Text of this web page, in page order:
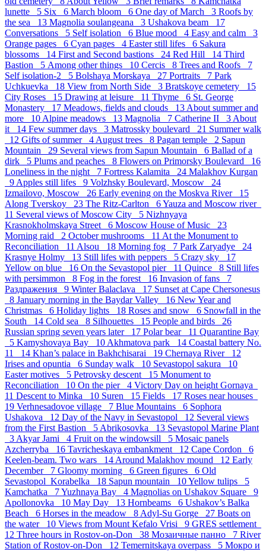
lunette 5 Six 6 March bloom 6 One day of March 3 Roofs by
the sea 13 Magnolia soulangeana 3 Ushakova beam 17
Conversations 5 Self isolation 6 Blue mood 4 Easy and calm 3
Orange pages 6 Cyan pages 4 Easter still lifes 6 Sakura
blossoms 14 First and Second bastions 24 Red Hill 14 Third
Bastion 5 Аmong other things 10 Cercis 8 Trees and Roofs 7
Self isolation-2 5 Bolshaya Morskaya 27 Portraits 7 Park
Uchkuevka 18 View from North Side 3 Bratskoye cemetery 15
City Roses 15 Drawing at leisure 11 Thyme 6 St. George
Monastery 17 Meadows, fields and clouds 13 About summer and
more 10 Alpine meadows 13 Magnolia 7 Catherine II 3 About
it 14 Few summer days 3 Matrossky boulevard 21 Summer walk
12 Gifts of summer 4 August trees 8 Pagan temple 2 Sapun
Mountain 29 Several views from Sapun Mountain 6 Ballad of a
dirk 5 Plums and peaches 8 Flowers on Primorsky Boulevard 16
Loneliness in the night 7 Fortress Kalamita 24 Malakhov Kurgan
9 Apples still lifes 9 Volzhsky Boulevard, Moscow 24
Izmailovo, Moscow 26 Early evening on the Moskva River 15
Along Tverskoy 23 The Ritz-Carlton 6Yauza and Moscow river
11 Several views of Moscow City 5 Nizhnyaya
Krasnokholmskaya Street 6 Moscow House of Music 23
Morning raid 2 October mushrooms 11 At the Monument to
Reconciliation 11 Alsou 18 Morning fog 7 Park Zaryadye 24
Krasnye Holmy 13 Still lifes with peppers 5 Crazy sky 17
Yellow on blue 16 On the Sevastopol pier 11 Quince 8 Still lifes
with persimmon 8 Fog in the forest 16 Invasion of fans 7
Раздражения 9 Winter Balaclava 17 Sunset at Cape Chersonesus
8 January morning in the Baydar Valley 16 New Year and
Christmas 6 Holiday lights 18 Roses and snow 6 Snowfall in the
South 14 Cold sea 8 Silhouettes 15 People and birds 26
Russian spring seven years later 17 Polar bear 11 Quarantine Bay
5 Kamyshovaya Bay 10 Akhmatova park 14 Coastal battery No.
11 14 Khan’s palace in Bakhchisarai 19 Chernaya River 12
Irises and opuntia 6 Sunday walk 10 Sevastopol sakura 10
Easter motives 5 Petrovsky descent 15 Monument to
Reconciliation 10 On the pier 4 Victory Day on height Gornaya
11 Descent to Minka 10 Suren 15 Fields 17 Roses near houses
19 Verhnesadovoe village 7 Blue Mountains 6 Sophora
Ushakova 12 Day of the Navy in Sevastopol 12 Several views
from the First Bastion 5 Abrikosovka 13 Sevastopol Marine Plant
3 Akyar Jami 4 Fruit on the windowsill 5 Mosaic panels
Azcherryba 16 Tavricheskaya embankment 12 Cape Cordon 6
Keelen-beam. Two wars 14 Around Malakhov mound 12 Early
December 7 Gloomy morning 6 Green figures 6 Old
Sevastopol_Korabelka 18 Sapun mountain 10Yellow tulips 5
Kamchatka 7Yuzhnaya Bay 4 Magnolias on Ushakov Square 9
Apollonovka 10 May Day 13 Hornbeams 6 Ushakov’s Balka
Beach 6 Horses in the meadow 8 Adyl-Su Gorge 27 Boats on
the water 10 Views from Mount Kefalo Vrisi 9 GRES settlement
12 Three hours in Rostov-on-Don 38 Мозаичные панно 7 River
Station of Rostov-on-Don 12 Temernitskaya overpass 5 Мокро и